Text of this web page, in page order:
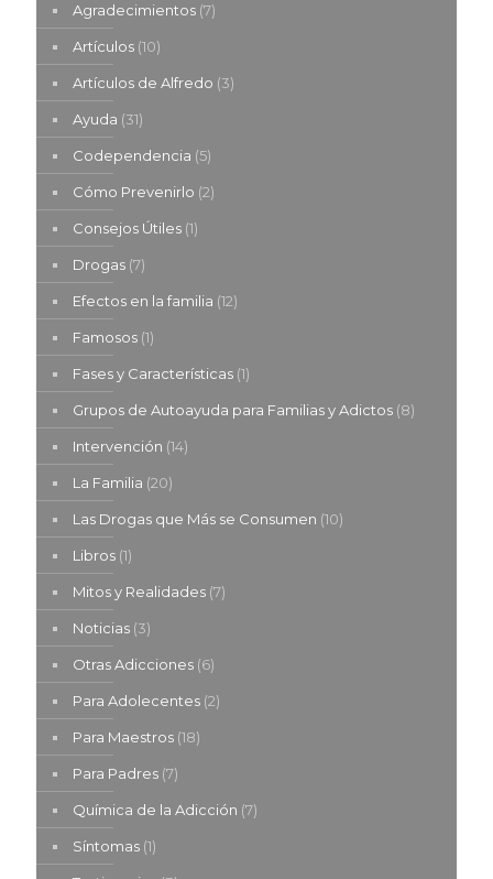
Agradecimientos (7)
Artículos (10)
Artículos de Alfredo (3)
Ayuda (31)
Codependencia (5)
Cómo Prevenirlo (2)
Consejos Útiles (1)
Drogas (7)
Efectos en la familia (12)
Famosos (1)
Fases y Características (1)
Grupos de Autoayuda para Familias y Adictos (8)
Intervención (14)
La Familia (20)
Las Drogas que Más se Consumen (10)
Libros (1)
Mitos y Realidades (7)
Noticias (3)
Otras Adicciones (6)
Para Adolecentes (2)
Para Maestros (18)
Para Padres (7)
Química de la Adicción (7)
Síntomas (1)